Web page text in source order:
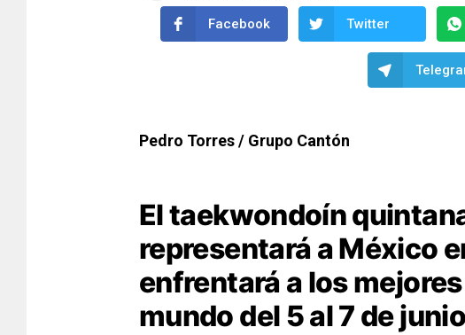
Facebook Twitter
Pedro Torres / Grupo Cantón
El taekwondoín
representará a México
enfrentará a los
mundo del 5 al 7 de